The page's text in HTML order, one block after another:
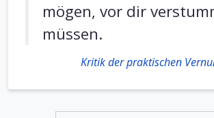
mögen, vor dir
müssen.
Kritik der praktischen